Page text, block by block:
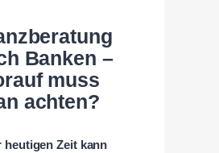
Banken –
muss
achten?
heutigen Zeit kann